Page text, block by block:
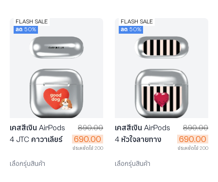
FLASH SALE
ลด 50%
เคสสีเงิน AirPods
4 JTC คาวาเลียร์
890.00
690.00
ประหยัดไป 200
เลือกรุ่นสินค้า
FLASH SALE
ลด 50%
เคสสีเงิน AirPods
4 หัวใจลายทาง
890.00
690.00
ประหยัดไป 200
เลือกรุ่นสินค้า